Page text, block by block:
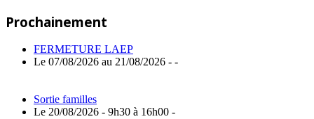
l’article
Prochainement
FERMETURE LAEP
Le 07/08/2026 au 21/08/2026 - -
Sortie familles
Le 20/08/2026 - 9h30 à 16h00 -